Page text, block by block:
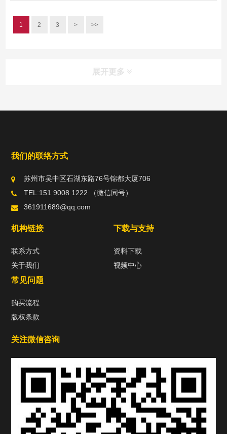
1 2 3 > >>
展开更多
我们的联络方式
苏州市吴中区石湖东路76号锦都大厦706
TEL:151 9008 1222 （微信同号）
361911689@qq.com
机构链接
联系方式
关于我们
下载与支持
资料下载
视频中心
常见问题
购买流程
版权条款
关注微信咨询